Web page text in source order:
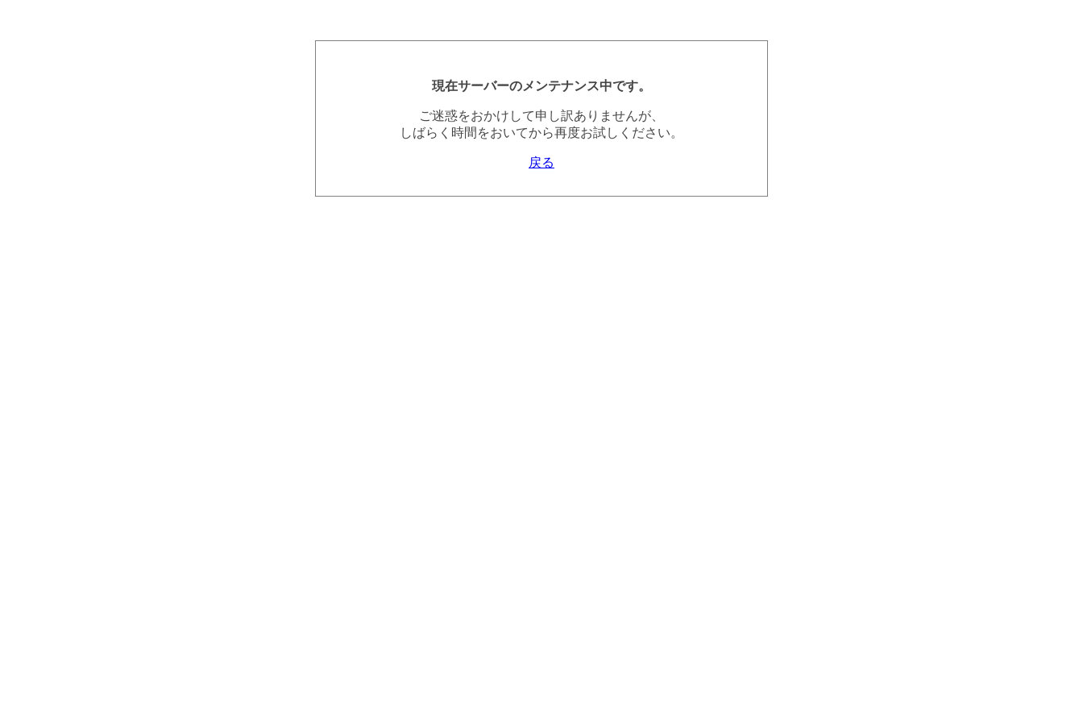
現在サーバーのメンテナンス中です。
ご迷惑をおかけして申し訳ありませんが、
しばらく時間をおいてから再度お試しください。
戻る